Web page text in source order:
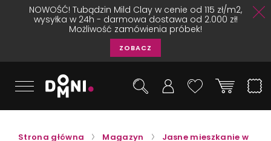
NOWOŚĆ! Tubądzin Mild Clay w cenie od 115 zł/m2,
wysyłka w 24h - darmowa dostawa od 2.000 zł!
Możliwość zamówienia próbek!
ZOBACZ
Strona główna Magazyn
Jasne mieszkanie w